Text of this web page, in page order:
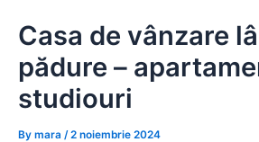
content
Casa de vânzare
pădure –
studiouri
By mara /2 noiembrie 2024